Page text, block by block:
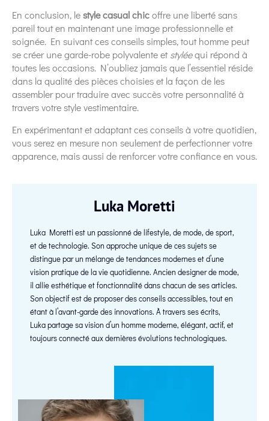
En conclusion, lestyle casual chicoffre une liberté sans
pareil tout en maintenant une image professionnelle et
soignée. En suivant ces conseils simples, tout homme peut
se créer une garde-robe polyvalente etstyléequi répond à
toutes les occasions. N’oubliez jamais que l’essentiel réside
dans la qualité des pièces choisies et la façon de les
assembler pour traduire avec succès votre personnalité à
travers votre style vestimentaire.
En expérimentant et adaptant ces conseils à votre quotidien,
vous serez en mesure non seulement de perfectionner votre
apparence, mais aussi de renforcer votre confiance en vous.
Luka Moretti
Luka Moretti est un passionné de lifestyle, de mode, de sport,
et de technologie. Son approche unique de ces sujets se
distingue par un mélange de tendances modernes et d’une
vision pratique de la vie quotidienne. Ancien designer de mode,
il allie esthétique et fonctionnalité dans chacun de ses articles.
Son objectif est de proposer des conseils accessibles, tout en
étant à l’avant-garde des innovations. À travers ses écrits,
Luka partage sa vision d’un homme moderne, élégant, actif, et
toujours connecté aux dernières évolutions technologiques.